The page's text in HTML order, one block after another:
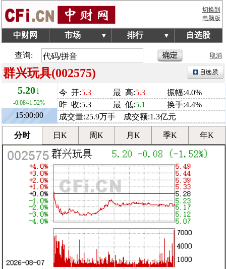
切换到
电脑版
中财网 市场 ▼ 排行 ▼ 自选股
查询: 取消
群兴玩具(002575)
5.20↓
-0.08/-1.52%
15:00:00
今 开:5.3 最 高:5.3
振幅:4.0%
昨 收:5.3
最 低:5.1
换手:4.4%
成交量:25.9万手 成交额:1.3亿元
分时 日K 周K 月K 季K 年K